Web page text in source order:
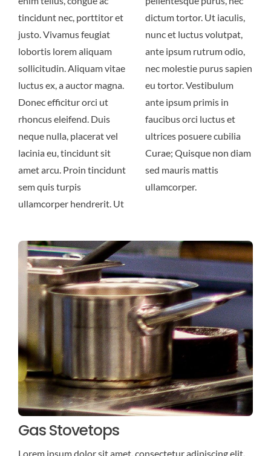
tincidunt nec, porttitor et
justo. Vivamus feugiat
lobortis lorem aliquam
sollicitudin. Aliquam vitae
luctus ex, a auctor magna.
Donec efficitur orci ut
rhoncus eleifend. Duis
neque nulla, placerat vel
lacinia eu, tincidunt sit
amet arcu. Proin tincidunt
sem quis turpis
ullamcorper hendrerit. Ut
dictum tortor. Ut iaculis,
nunc et luctus volutpat,
ante ipsum rutrum odio,
nec molestie purus sapien
eu tortor. Vestibulum
ante ipsum primis in
faucibus orci luctus et
ultrices posuere cubilia
Curae; Quisque non diam
sed mauris mattis
ullamcorper.
Gas Stovetops
Lorem ipsum dolor sit amet, consectetur adipiscing elit.